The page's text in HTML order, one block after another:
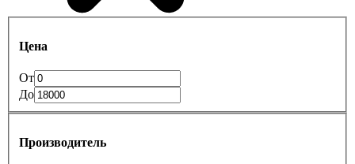
Цена
От
До
Производитель